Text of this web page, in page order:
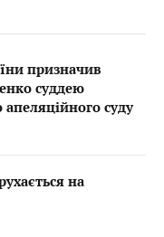
призначив
суддею
суду
на